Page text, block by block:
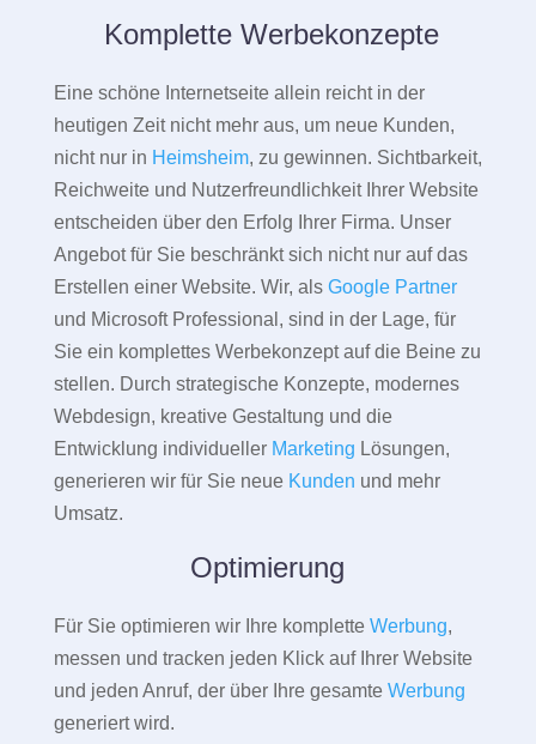
Komplette Werbekonzepte
Eine schöne Internetseite allein reicht in der
heutigen Zeit nicht mehr aus, um neue Kunden,
nicht nur in Heimsheim, zu gewinnen. Sichtbarkeit,
Reichweite und Nutzerfreundlichkeit Ihrer Website
entscheiden über den Erfolg Ihrer Firma. Unser
Angebot für Sie beschränkt sich nicht nur auf das
Erstellen einer Website. Wir, als Google Partner
und Microsoft Professional, sind in der Lage, für
Sie ein komplettes Werbekonzept auf die Beine zu
stellen. Durch strategische Konzepte, modernes
Webdesign, kreative Gestaltung und die
Entwicklung individueller Marketing Lösungen,
generieren wir für Sie neue Kunden und mehr
Umsatz.
Optimierung
Für Sie optimieren wir Ihre komplette Werbung,
messen und tracken jeden Klick auf Ihrer Website
und jeden Anruf, der über Ihre gesamte Werbung
generiert wird.